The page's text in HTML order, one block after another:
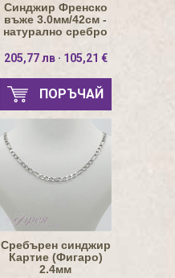
Синджир Френско
въже 3.0мм/42см -
натурално сребро
205,77 лв · 105,21 €
ПОРЪЧАЙ
Сребърен синджир
Картие (Фигаро)
2.4мм